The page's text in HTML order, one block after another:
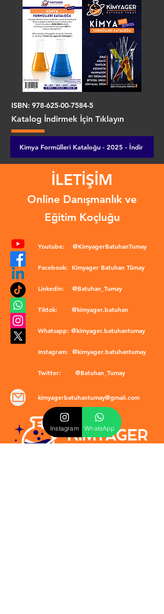
ISBN: 978-625-00-7584-5
Katalog İndirmek İçin Tıklayın
Kimya Formülleri Kataloğu - 2025 - İndir
İLETİŞİM
Online Danışmanlık ve
Eğitim Koçluğu
Youtube: @KimyagerBatuhanTumay
Facebook: Kimyager Batuhan Tümay
Linkedin: @Batuhan_Tumay
Tiktok: @kimyager.batuhan
Whatsapp: @kimyager.batuhantumay
Instagram: @kimyager.batuhantumay
Twitter: @Batuhan_Tumay
kimyagerbatuhantumay@gmail.com
Instagram WhatsApp